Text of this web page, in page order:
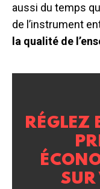
aussi du temps
de l’instrument
la qualité de
RÉGLEZ
SUR